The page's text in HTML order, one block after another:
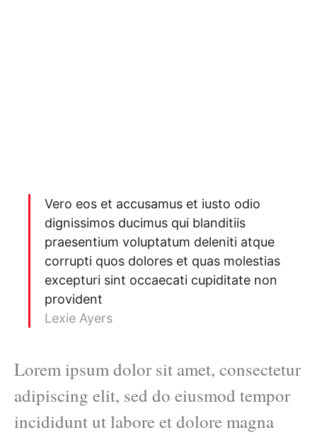
Vero eos et accusamus et iusto odio
dignissimos ducimus qui blanditiis
praesentium voluptatum deleniti atque
corrupti quos dolores et quas molestias
excepturi sint occaecati cupiditate non
provident
Lexie Ayers
Lorem ipsum dolor sit amet, consectetur
adipiscing elit, sed do eiusmod tempor
incididunt ut labore et dolore magna